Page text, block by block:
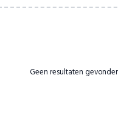
Geen resultaten